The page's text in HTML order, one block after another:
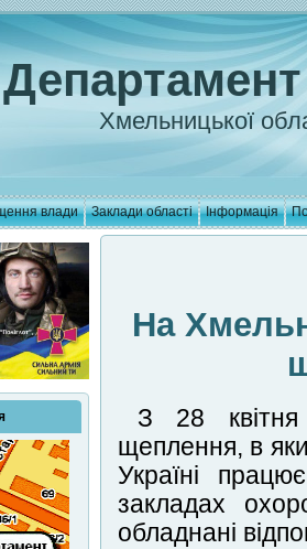
Хмельницької
влади Заклади області Інформація
На
З 28 квітня
щеплення, в
Україні
закладах
обладнані